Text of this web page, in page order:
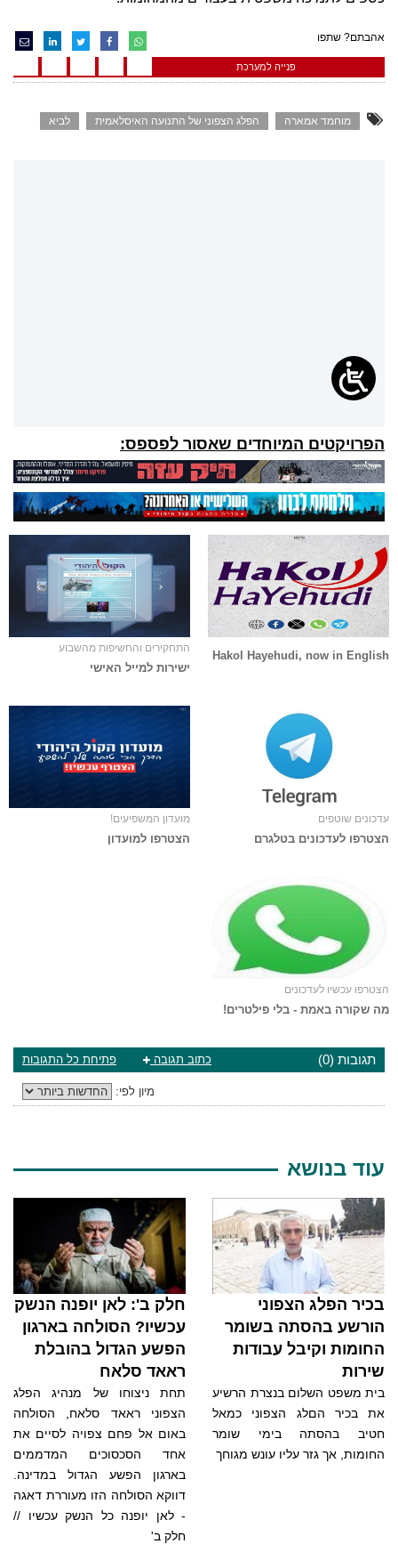
אהבתם? שתפו
פנייה למערכת
מוחמד אמארה הפלג הצפוני של התנועה האיסלאמית לביא
הפרויקטים המיוחדים שאסור לפספס:
Hakol Hayehudi, now in English
התחקירים והחשיפות מהשבוע
ישירות למייל האישי
עדכונים שוטפים
הצטרפו לעדכונים בטלגרם
מועדון המשפיעים!
הצטרפו למועדון
הצטרפו עכשיו לעדכונים
מה שקורה באמת - בלי פילטרים!
תגובות (0) פתיחת כל התגובות כתוב תגובה
מיון לפי:
עוד בנושא
בכיר הפלג הצפוני
הורשע בהסתה בשומר
החומות וקיבל עבודות
שירות
בית משפט השלום בנצרת הרשיע
את בכיר הםלג הצפוני כמאל
חטיב בהסתה בימי שומר
החומות, אך גזר עליו עונש מגוחך
חלק ב': לאן יופנה הנשק
עכשיו? הסולחה בארגון
הפשע הגדול בהובלת
ראאד סלאח
תחת ניצוחו של מנהיג הפלג
הצפוני ראאד סלאח, הסולחה
באום אל פחם צפויה לסיים את
אחד הסכסוכים המדממים
בארגון הפשע הגדול במדינה.
דווקא הסולחה הזו מעוררת דאגה
- לאן יופנה כל הנשק עכשיו //
חלק ב'